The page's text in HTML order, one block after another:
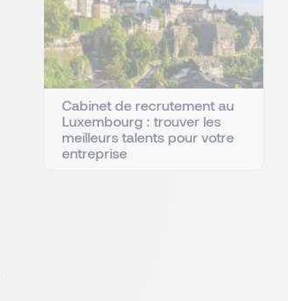
Cabinet de recrutement au
Luxembourg : trouver les
meilleurs talents pour votre
entreprise